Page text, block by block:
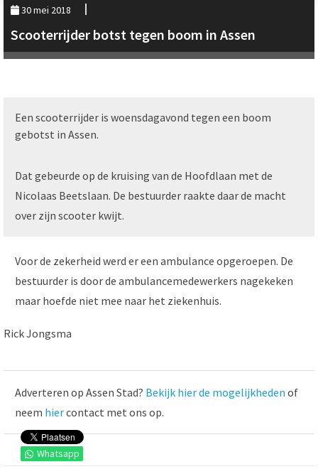
30 mei 2018
Scooterrijder botst tegen boom in Assen
Een scooterrijder is woensdagavond tegen een boom
gebotst in Assen.
Dat gebeurde op de kruising van de Hoofdlaan met de
Nicolaas Beetslaan. De bestuurder raakte daar de macht
over zijn scooter kwijt.
Voor de zekerheid werd er een ambulance opgeroepen. De
bestuurder is door de ambulancemedewerkers nagekeken
maar hoefde niet mee naar het ziekenhuis.
Rick Jongsma
Whatsapp
Adverteren op Assen Stad? Bekijk hier de mogelijkheden of
neem hiercontact met ons op.